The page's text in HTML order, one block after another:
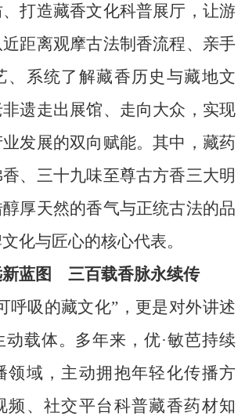
打造藏香文化科普展厅，让游
距离观摩古法制香流程、亲手
、系统了解藏香历史与藏地文
遗走出展馆、走向大众，实现
发展的双向赋能。其中，藏药
、三十九味至尊古方香三大明
厚天然的香气与正统古法的品
化与匠心的核心代表。
新蓝图 三百载香脉永续传
呼吸的藏文化”，更是对外讲述
动载体。多年来，优·敏芭持续
领域，主动拥抱年轻化传播方
频、社交平台科普藏香药材知